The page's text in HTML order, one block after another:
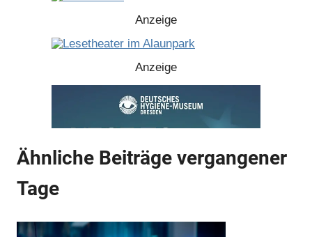
Anzeige
Anzeige
Ähnliche Beiträge vergangener
Tage